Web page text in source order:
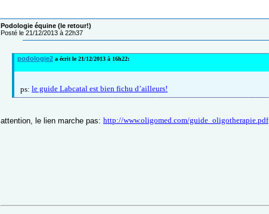
Podologie équine (le retour!)
Posté le 21/12/2013 à 22h37
podologie2 a écrit le 21/12/2013 à 16h22:
ps: le guide Labcatal est bien fichu d’ailleurs!
attention, le lien marche pas: http://www.oligomed.com/guide_oligotherapie.pdf